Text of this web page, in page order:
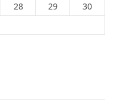
28 29
30